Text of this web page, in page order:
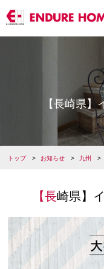
【長崎県
トップ お知らせ 九州
【長崎県